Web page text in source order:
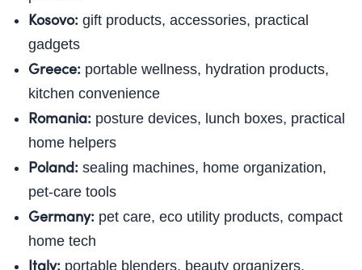
Kosovo: gift products, accessories, practical
gadgets
Greece: portable wellness, hydration products,
kitchen convenience
Romania: posture devices, lunch boxes, practical
home helpers
Poland: sealing machines, home organization,
pet-care tools
Germany: pet care, eco utility products, compact
home tech
Italy: portable blenders, beauty organizers,